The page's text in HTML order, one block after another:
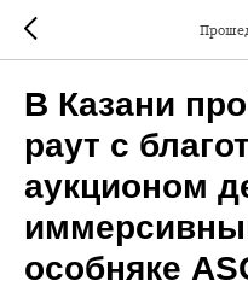
В Казани
раут с
аукционом
особняке